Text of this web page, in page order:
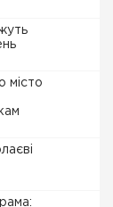
місто